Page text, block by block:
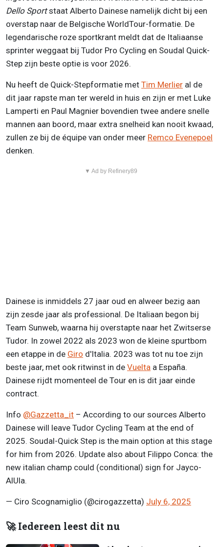
Dello Sportstaat Alberto Dainese namelijk dicht bij een
overstap naar de Belgische WorldTour-formatie. De
legendarische roze sportkrant meldt dat de Italiaanse
sprinter weggaat bij Tudor Pro Cycling en Soudal Quick-
Step zijn beste optie is voor 2026.
Nu heeft de Quick-Stepformatie met Tim Merlier al de
dit jaar rapste man ter wereld in huis en zijn er met Luke
Lamperti en Paul Magnier bovendien twee andere snelle
mannen aan boord, maar extra snelheid kan nooit kwaad,
zullen ze bij de équipe van onder meer Remco Evenepoel
denken.
▼ Ad by Refinery89
Dainese is inmiddels 27 jaar oud en alweer bezig aan
zijn zesde jaar als professional. De Italiaan begon bij
Team Sunweb, waarna hij overstapte naar het Zwitserse
Tudor. In zowel 2022 als 2023 won de kleine spurtbom
een etappe in de Giro d'Italia. 2023 was tot nu toe zijn
beste jaar, met ook ritwinst in de Vuelta a España.
Dainese rijdt momenteel de Tour en is dit jaar einde
contract.
Info @Gazzetta_it – According to our sources Alberto
Dainese will leave Tudor Cycling Team at the end of
2025. Soudal-Quick Step is the main option at this stage
for him from 2026. Update also about Filippo Conca: the
new italian champ could (conditional) sign for Jayco-
AlUla.
— Ciro Scognamiglio (@cirogazzetta) July 6, 2025
🚀 Iedereen leest dit nu